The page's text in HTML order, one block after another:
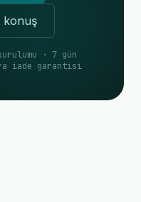
konuş
· 7 gün
iade garantisi